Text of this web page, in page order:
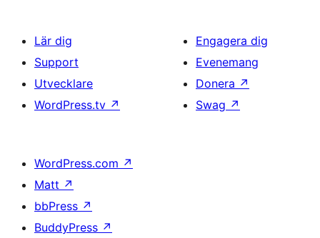
Lär dig
Support
Utvecklare
WordPress.tv ↗
Engagera dig
Evenemang
Donera ↗
Swag ↗
WordPress.com ↗
Matt ↗
bbPress ↗
BuddyPress ↗